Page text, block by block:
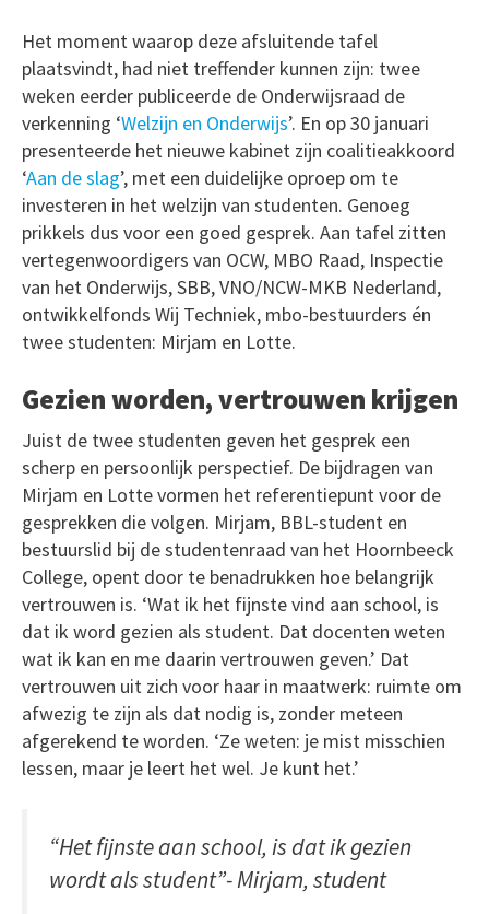
Het moment waarop deze afsluitende tafel
plaatsvindt, had niet treffender kunnen zijn: twee
weken eerder publiceerde de Onderwijsraad de
verkenning ‘Welzijn en Onderwijs’. En op 30 januari
presenteerde het nieuwe kabinet zijn coalitieakkoord
‘Aan de slag’, met een duidelijke oproep om te
investeren in het welzijn van studenten. Genoeg
prikkels dus voor een goed gesprek. Aan tafel zitten
vertegenwoordigers van OCW, MBO Raad, Inspectie
van het Onderwijs, SBB, VNO/NCW-MKB Nederland,
ontwikkelfonds Wij Techniek, mbo-bestuurders én
twee studenten: Mirjam en Lotte.
Gezien worden, vertrouwen krijgen
Juist de twee studenten geven het gesprek een
scherp en persoonlijk perspectief. De bijdragen van
Mirjam en Lotte vormen het referentiepunt voor de
gesprekken die volgen. Mirjam, BBL-student en
bestuurslid bij de studentenraad van het Hoornbeeck
College, opent door te benadrukken hoe belangrijk
vertrouwen is. ‘Wat ik het fijnste vind aan school, is
dat ik word gezien als student. Dat docenten weten
wat ik kan en me daarin vertrouwen geven.’ Dat
vertrouwen uit zich voor haar in maatwerk: ruimte om
afwezig te zijn als dat nodig is, zonder meteen
afgerekend te worden. ‘Ze weten: je mist misschien
lessen, maar je leert het wel. Je kunt het.’
“Het fijnste aan school, is dat ik gezien
wordt als student”- Mirjam, student